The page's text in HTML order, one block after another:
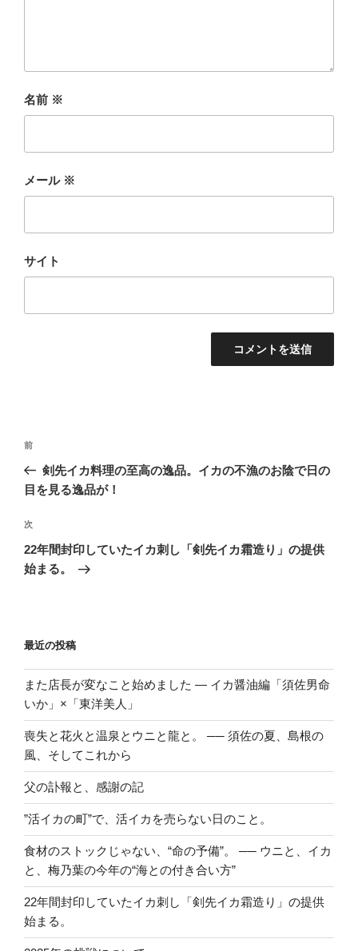
名前 ※
メール ※
サイト
投
ナ
ゲ
ー
シ
前
の
投
前
剣先イカ料理の至高の逸品。イカの不漁のお陰で日の
目を見る逸品が！
次
の
投
次
22年間封印していたイカ刺し「剣先イカ霜造り」の提供
始まる。
最近の投稿
また店長が変なこと始めました ― イカ醤油編「須佐男命
いか」×「東洋美人」
喪失と花火と温泉とウニと龍と。 ── 須佐の夏、島根の
風、そしてこれから
父の訃報と、感謝の記
”活イカの町”で、活イカを売らない日のこと。
食材のストックじゃない、“命の予備”。 ── ウニと、イカ
と、梅乃葉の今年の“海との付き合い方”
22年間封印していたイカ刺し「剣先イカ霜造り」の提供
始まる。